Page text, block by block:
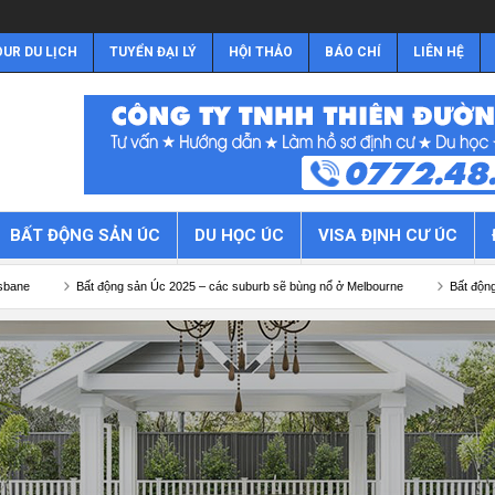
DU LỊCH TUYỂN ĐẠI LÝ HỘI THẢO BÁO CHÍ LIÊN HỆ
BẤT ĐỘNG SẢN ÚC DU HỌC ÚC VISA ĐỊNH CƯ ÚC
sản Úc 2025 – các suburb sẽ bùng nổ ở Melbourne Bất động sản Úc 2025 –